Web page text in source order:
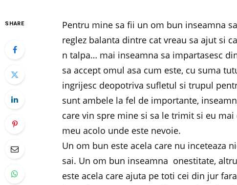
SHARE
Pentru mine sa fii un om bun inseamna
reglez balanta dintre cat vreau sa ajut si
n talpa… mai inseamna sa impartasesc
sa accept omul asa cum este, cu suma
ingrijesc deopotriva sufletul si trupul
sunt ambele la fel de importante,
care vin spre mine si sa le trimit si eu
meu acolo unde este nevoie.
Un om bun este acela care nu inceteaza
sai. Un om bun inseamna onestitate,
este acela care ajuta pe toti cei din jur